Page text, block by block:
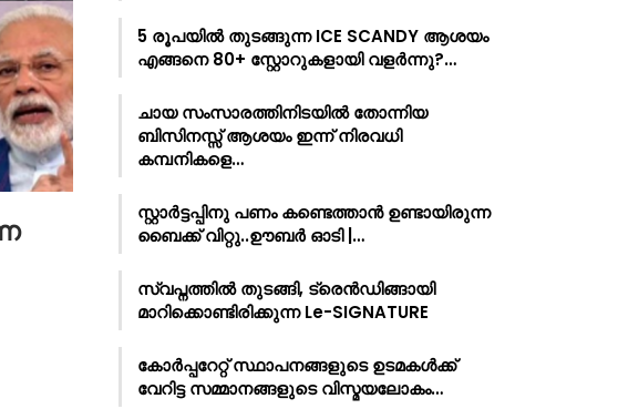
5 രൂപയിൽ തുടങ്ങുന്ന ICE SCANDY ആശയം
എങ്ങനെ 80+ സ്റ്റോറുകളായി വളർന്നു?…
ചായ സംസാരത്തിനിടയിൽ തോന്നിയ
ബിസിനസ്സ് ആശയം ഇന്ന് നിരവധി
കമ്പനികളെ…
സ്റ്റാർട്ടപ്പിനു പണം കണ്ടെത്താൻ ഉണ്ടായിരുന്ന
ബൈക്ക് വിറ്റു..ഊബർ ഓടി |…
സ്വപ്നത്തിൽ തുടങ്ങി, ട്രെൻഡിങ്ങായി
മാറിക്കൊണ്ടിരിക്കുന്ന Le-SIGNATURE
കോർപ്പറേറ്റ് സ്ഥാപനങ്ങളുടെ ഉടമകൾക്ക്
വേറിട്ട സമ്മാനങ്ങളുടെ വിസ്മയലോകം…